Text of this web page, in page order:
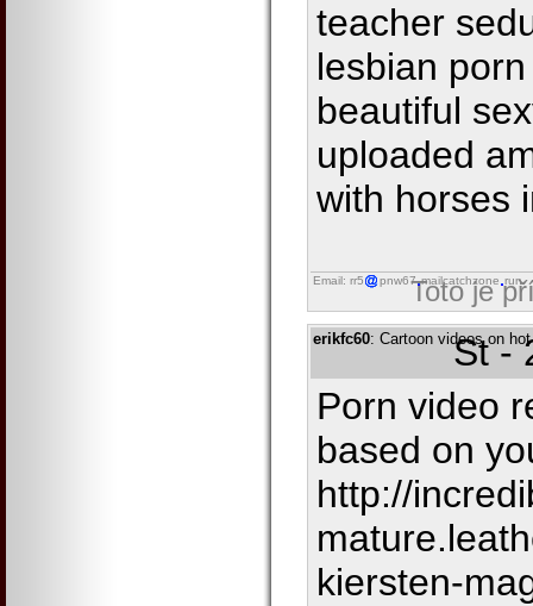
teacher
lesbian
beautiful
uploaded
with horses
Email: rr5 pnw67 mailcatchzone run
Toto je
erikfc60: Cartoon videos on
St -
Porn video
based on
http://
kiersten-